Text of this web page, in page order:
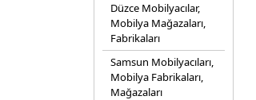
Düzce Mobilyacılar,
Mobilya Mağazaları,
Fabrikaları
Samsun Mobilyacıları,
Mobilya Fabrikaları,
Mağazaları